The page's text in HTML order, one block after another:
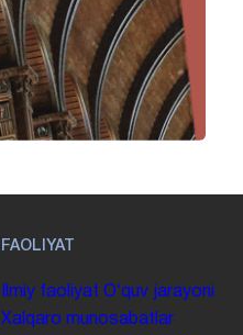
FAOLIYAT
Ilmiy faoliyat Oʻquv jarayoni
Xalqaro munosabatlar